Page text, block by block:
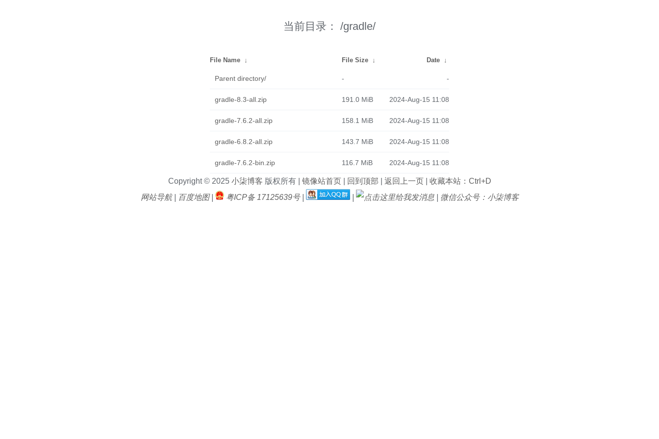
当前目录： /gradle/
File Name ↓ File Size ↓ Date ↓
Parent directory/ - -
gradle-8.3-all.zip 191.0 MiB 2024-Aug-15 11:08
gradle-7.6.2-all.zip 158.1 MiB 2024-Aug-15 11:08
gradle-6.8.2-all.zip 143.7 MiB 2024-Aug-15 11:08
gradle-7.6.2-bin.zip 116.7 MiB 2024-Aug-15 11:08
Copyright © 2025 小柒博客 版权所有 | 镜像站首页| 回到顶部 返回上一页|
收藏本站：Ctrl+D
网站导航| 百度地图| 粤ICP备 17125639号 | | 微信公众号：小柒博客